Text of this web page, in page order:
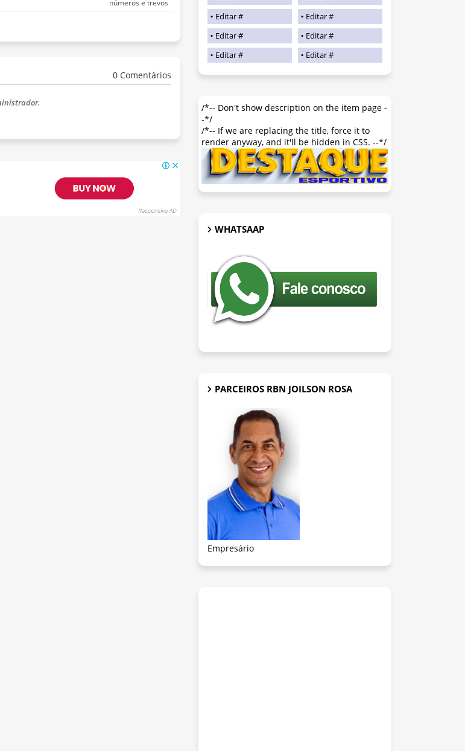
números e trevos
0 Comentários
Editar #
Editar #
Editar #
Editar #
Editar #
Editar #
/*-- Don't show description on the item page -
-*/
/*-- If we are replacing the title, force it to
render anyway, and it'll be hidden in CSS. --*/
WHATSAAP
PARCEIROS RBN JOILSON ROSA
Empresário